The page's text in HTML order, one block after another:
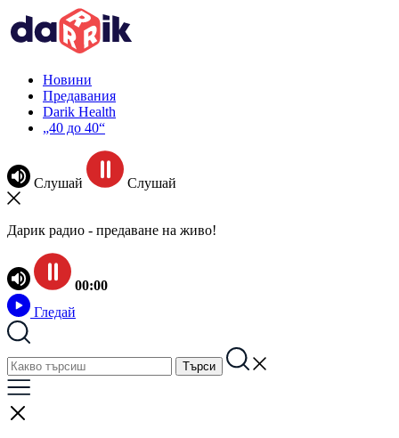
Новини
Предавания
Darik Health
„40 до 40“
Слушай Слушай
Дарик радио - предаване на живо!
00:00
Гледай